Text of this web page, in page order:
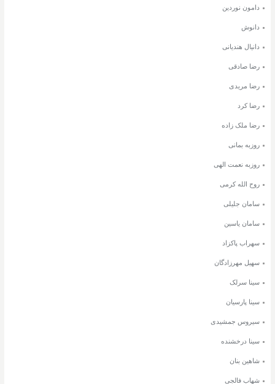
دامون نوردین
دانوش
دانیال هندیانی
رضا صادقی
رضا مریدی
رضا کرد
رضا ملک زاده
روزبه بمانی
روزبه نعمت الهی
روح الله کرمی
سامان جلیلی
سامان یاسین
سهراب پاکزاد
سهیل مهرزادگان
سینا سرلک
سینا پارسیان
سیروس جمشیدی
سینا درخشنده
شاهین بنان
شهاب فالجی